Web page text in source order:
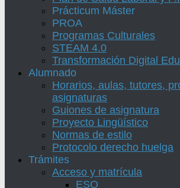
Prácticum Máster
PROA
Programas Culturales
STEAM 4.0
Transformación Digital
Alumnado
Horarios, aulas, tutores,
asignaturas
Guiones de asignatura
Proyecto Lingüístico
Normas de estilo
Protocolo derecho huelga
Trámites
Acceso y matrícula
ESO